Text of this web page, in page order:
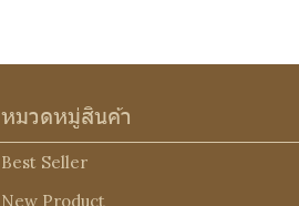
หมวดหมู่สินค้า
Best Seller
New Product